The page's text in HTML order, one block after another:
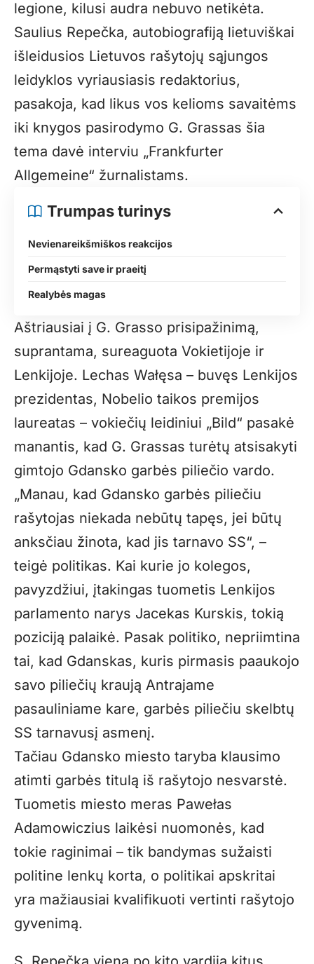
legione, kilusi audra nebuvo netikėta.
Saulius Repečka, autobiografiją lietuviškai
išleidusios Lietuvos rašytojų sąjungos
leidyklos vyriausiasis redaktorius,
pasakoja, kad likus vos kelioms savaitėms
iki knygos pasirodymo G. Grassas šia
tema davė interviu „Frankfurter
Allgemeine“ žurnalistams.
Trumpas turinys
Nevienareikšmiškos reakcijos
Permąstyti save ir praeitį
Realybės magas
Aštriausiai į G. Grasso prisipažinimą,
suprantama, sureaguota Vokietijoje ir
Lenkijoje. Lechas Wałęsa – buvęs Lenkijos
prezidentas, Nobelio taikos premijos
laureatas – vokiečių leidiniui „Bild“ pasakė
manantis, kad G. Grassas turėtų atsisakyti
gimtojo Gdansko garbės piliečio vardo.
„Manau, kad Gdansko garbės piliečiu
rašytojas niekada nebūtų tapęs, jei būtų
anksčiau žinota, kad jis tarnavo SS“, –
teigė politikas. Kai kurie jo kolegos,
pavyzdžiui, įtakingas tuometis Lenkijos
parlamento narys Jacekas Kurskis, tokią
poziciją palaikė. Pasak politiko, nepriimtina
tai, kad Gdanskas, kuris pirmasis paaukojo
savo piliečių kraują Antrajame
pasauliniame kare, garbės piliečiu skelbtų
SS tarnavusį asmenį.
Tačiau Gdansko miesto taryba klausimo
atimti garbės titulą iš rašytojo nesvarstė.
Tuometis miesto meras Pawełas
Adamowiczius laikėsi nuomonės, kad
tokie raginimai – tik bandymas sužaisti
politine lenkų korta, o politikai apskritai
yra mažiausiai kvalifikuoti vertinti rašytojo
gyvenimą.